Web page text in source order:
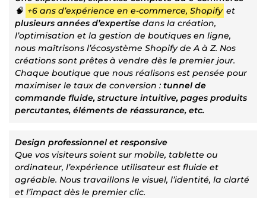
🧠 +6 ans d’expérience en e-commerce, Shopify et
plusieurs années d’expertise dans la création,
l’optimisation et la gestion de boutiques en ligne,
nous maîtrisons l’écosystème Shopify de A à Z. Nos
créations sont prêtes à vendre dès le premier jour.
Chaque boutique que nous réalisons est pensée pour
maximiser le taux de conversion : tunnel de
commande fluide, structure intuitive, pages produits
percutantes, éléments de réassurance, etc.
Design professionnel et responsive
Que vos visiteurs soient sur mobile, tablette ou
ordinateur, l’expérience utilisateur est fluide et
agréable. Nous travaillons le visuel, l’identité, la clarté
et l’impact dès le premier clic.